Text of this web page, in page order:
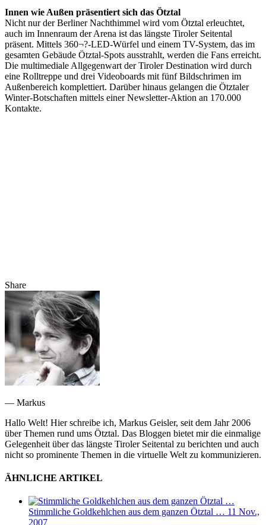
Innen wie Außen präsentiert sich das Ötztal
Nicht nur der Berliner Nachthimmel wird vom Ötztal erleuchtet,
auch im Innenraum der Arena ist das längste Tiroler Seitental
präsent. Mittels 360¬?-LED-Würfel und einem TV-System, das im
gesamten Gebäude Ötztal-Spots ausstrahlt, werden die Fans erreicht.
Die multimediale Allgegenwart der Tiroler Destination wird durch
eine Rolltreppe und drei Videoboards mit fünf Bildschrimen im
Außenbereich komplettiert. Darüber hinaus gelangen die Ötztaler
Winter-Botschaften mittels einer Newsletter-Aktion an 170.000
Kontakte.
Share
— Markus
Hallo Welt! Hier schreibe ich, Markus Geisler, seit dem Jahr 2006
über Themen rund ums Ötztal. Das Bloggen bietet mir die einmalige
Gelegenheit über das längste Tiroler Seitental zu berichten und auch
nicht so prominente Themen in die virtuelle Welt zu kommunizieren.
ÄHNLICHE ARTIKEL
Stimmliche Goldkehlchen aus dem ganzen Ötztal … 11 Nov.,
2007